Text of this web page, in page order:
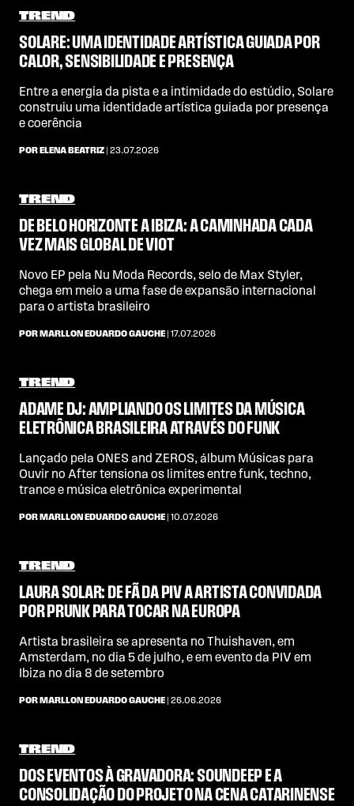
TREND
SOLARE: UMA IDENTIDADE ARTÍSTICA GUIADA POR
CALOR, SENSIBILIDADE E PRESENÇA
Entre a energia da pista e a intimidade do estúdio, Solare
construiu uma identidade artística guiada por presença
e coerência
POR ELENA BEATRIZ | 23.07.2026
TREND
DE BELO HORIZONTE A IBIZA: A CAMINHADA CADA
VEZ MAIS GLOBAL DE VIOT
Novo EP pela Nu Moda Records, selo de Max Styler,
chega em meio a uma fase de expansão internacional
para o artista brasileiro
POR MARLLON EDUARDO GAUCHE | 17.07.2026
TREND
ADAME DJ: AMPLIANDO OS LIMITES DA MÚSICA
ELETRÔNICA BRASILEIRA ATRAVÉS DO FUNK
Lançado pela ONES and ZEROS, álbum Músicas para
Ouvir no After tensiona os limites entre funk, techno,
trance e música eletrônica experimental
POR MARLLON EDUARDO GAUCHE | 10.07.2026
TREND
LAURA SOLAR: DE FÃ DA PIV A ARTISTA CONVIDADA
POR PRUNK PARA TOCAR NA EUROPA
Artista brasileira se apresenta no Thuishaven, em
Amsterdam, no dia 5 de julho, e em evento da PIV em
Ibiza no dia 8 de setembro
POR MARLLON EDUARDO GAUCHE | 26.06.2026
TREND
DOS EVENTOS À GRAVADORA: SOUNDEEP E A
CONSOLIDAÇÃO DO PROJETO NA CENA CATARINENSE